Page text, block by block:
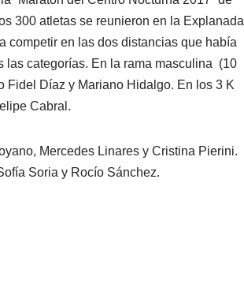
300 atletas se reunieron en la Explanada
competir en las dos distancias que había
las categorías. En la rama masculina (10
Fidel Díaz y Mariano Hidalgo. En los 3 K
Cabral.
Mercedes Linares y Cristina Pierini.
Soria y Rocío Sánchez.